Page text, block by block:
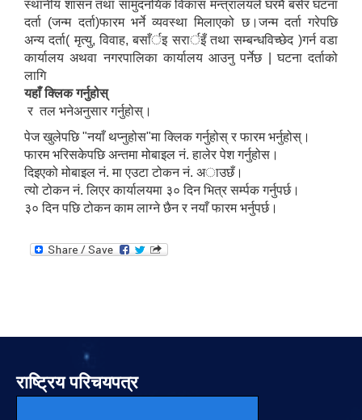
स्थानीय शासन तथा सामुदनयिक विकास मन्त्रालयले घरमै बसेर घटना
दर्ता (जन्म दर्ता)फारम भर्ने व्यवस्था मिलाएको छ।जन्म दर्ता गरेपछि
अन्य दर्ता( मृत्यु, विवाह, बसाँर्इ सरार्इँ तथा सम्बन्धविच्छेद )गर्न वडा
कार्यालय अथवा नगरपालिका कार्यालय आउनु पर्नेछ | घटना दर्ताको
लागि
यहाँ क्लिक गर्नुहोस्
र तल भनेअनुसार गर्नुहोस्।
पेज खुलेपछि "नयाँ थप्नुहोस"मा क्लिक गर्नुहोस् र फारम भर्नुहोस्।
फारम भरिसकेपछि अन्तमा मोबाइल नं. हालेर पेश गर्नुहोस।
दिइएको मोबाइल नं. मा एउटा टोकन नं. अाउछँ।
त्यो टोकन नं. लिएर कार्यालयमा ३० दिन भित्र सर्म्पक गर्नुपर्छ।
३० दिन पछि टोकन काम लाग्ने छैन र नयाँ फारम भर्नुपर्छ।
राष्ट्रिय परिचयपत्र